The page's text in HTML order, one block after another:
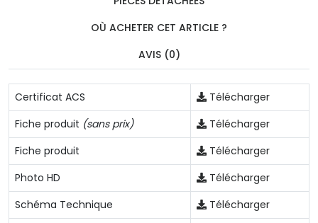
OÙ ACHETER CET ARTICLE ?
AVIS (0)
Certificat ACS
Télécharger
Fiche produit (sans prix)
Télécharger
Fiche produit
Télécharger
Photo HD
Télécharger
Schéma Technique
Télécharger